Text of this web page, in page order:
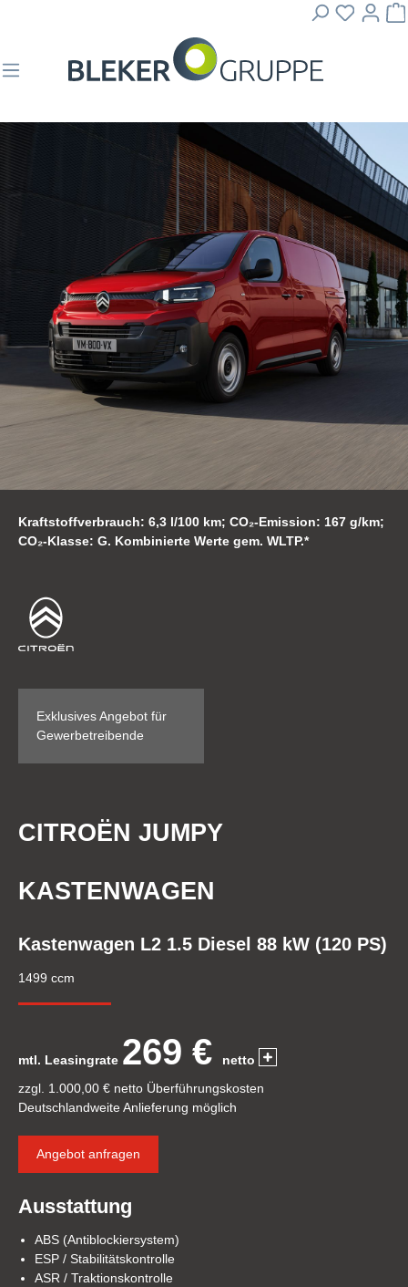
Kraftstoffverbrauch: 6,3 l/100 km; CO₂-Emission: 167 g/km;
CO₂-Klasse: G. Kombinierte Werte gem. WLTP.*
Exklusives Angebot für
Gewerbetreibende
CITROËN JUMPY
KASTENWAGEN
Kastenwagen L2 1.5 Diesel 88 kW (120 PS)
1499 ccm
mtl. Leasingrate 269 €
netto
zzgl. 1.000,00 € netto Überführungskosten
Deutschlandweite Anlieferung möglich
Angebot anfragen
Ausstattung
ABS (Antiblockiersystem)
ESP / Stabilitätskontrolle
ASR / Traktionskontrolle